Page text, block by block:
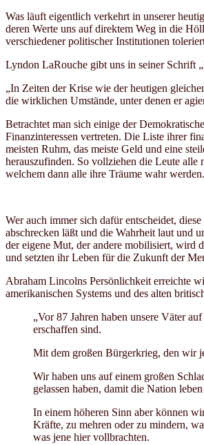
Was läuft eigentlich verkehrt in unserer
deren Werte uns auf direktem Weg in die
verschiedener politischer Institutionen
Lyndon LaRouche gibt uns in seiner Schrift
„In Zeiten der Krise wie der heutigen
die wirklichen Umstände, unter denen er
Betrachtet man sich einige der
Finanzinteressen vertreten. Die Liste ihrer
meisten Ruhm, das meiste Geld und eine
herauszufinden. So vollziehen die Leute alle
welchem dann alle ihre Träume wahr
Wer auch immer sich dafür entscheidet,
abschrecken läßt und die Wahrheit laut und
der eigene Mut, der andere mobilisiert, wird
und setzten ihr Leben für die Zukunft der
Abraham Lincolns Persönlichkeit erreichte
amerikanischen Systems und des alten
„Vor 87 Jahren haben unsere Väter
erschaffen sind.
Mit dem großen Bürgerkrieg, den wir
Wir haben uns auf einem großen
gelassen haben, damit die Nation
In einem höheren Sinn aber können
Kräfte, zu mehren oder zu mindern,
was jene hier vollbrachten.